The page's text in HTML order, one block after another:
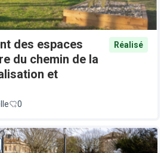
des espaces
du chemin de la
et
Réalisé
0